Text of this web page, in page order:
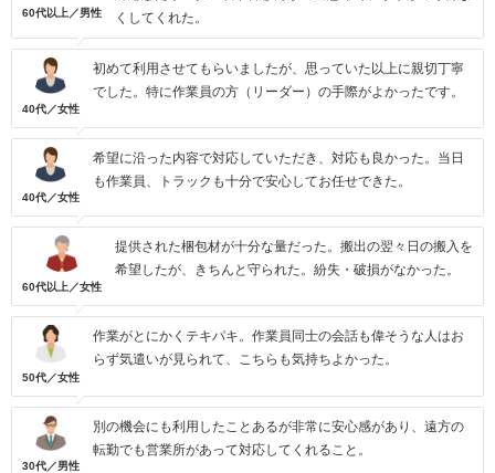
60代以上／男性
くしてくれた。
40代／女性
初めて利用させてもらいましたが、思っていた以上に親切丁寧
でした。特に作業員の方（リーダー）の手際がよかったです。
40代／女性
希望に沿った内容で対応していただき、対応も良かった。当日
も作業員、トラックも十分で安心してお任せできた。
60代以上／女性
提供された梱包材が十分な量だった。搬出の翌々日の搬入を
希望したが、きちんと守られた。紛失・破損がなかった。
50代／女性
作業がとにかくテキパキ。作業員同士の会話も偉そうな人はお
らず気遣いが見られて、こちらも気持ちよかった。
30代／男性
別の機会にも利用したことあるが非常に安心感があり、遠方の
転勤でも営業所があって対応してくれること。